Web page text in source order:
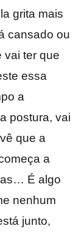
grita mais
cansado ou
vai ter que
essa
a
postura, vai
que a
a
É algo
nenhum
junto,